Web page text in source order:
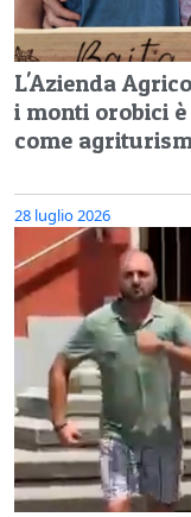
L'Azienda
i monti orobici
come
28 luglio 2026